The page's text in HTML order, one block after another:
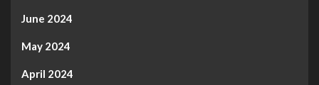
June 2024
May 2024
April 2024